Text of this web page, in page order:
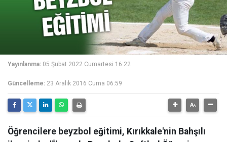
Yayınlanma: 05 Şubat 2022 Cumartesi 16:22
Güncelleme: 23 Aralık 2016 Cuma 06:59
Öğrencilere beyzbol eğitimi, Kırıkkale'nin Bahşılı